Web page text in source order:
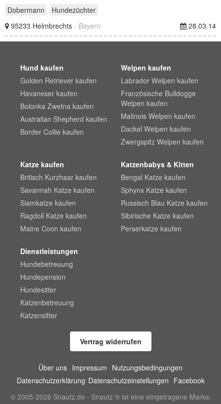
Dobermann
Hundezüchter
95233 Helmbrechts - Bayern 28.03.14
Hund kaufen
Golden Retriever kaufen
Havaneser kaufen
Bolonka Zwetna kaufen
Australian Shepherd kaufen
Border Collie kaufen
Welpen kaufen
Labrador Welpen kaufen
Französische Bulldogge
Welpen kaufen
Malinois Welpen kaufen
Dackel Welpen kaufen
Zwergspitz Welpen kaufen
Katze kaufen
Britisch Kurzhaar kaufen
Savannah Katze kaufen
Siamkatze kaufen
Ragdoll Katze kaufen
Maine Coon kaufen
Katzenbabys & Kitten
Bengal Katze kaufen
Sphynx Katze kaufen
Russisch Blau Katze kaufen
Sibirische Katze kaufen
Perserkatze kaufen
Dienstleistungen
Hundebetreuung
Hundepension
Hundesitter
Katzenbetreuung
Katzensitter
Vertrag widerrufen
Über uns Impressum Nutzungsbedingungen
Datenschutzerklärung Datenschutzeinstellungen Facebook
© 2005-2026 Snautz.de - Snautz ® ist eine eingetragene Marke.